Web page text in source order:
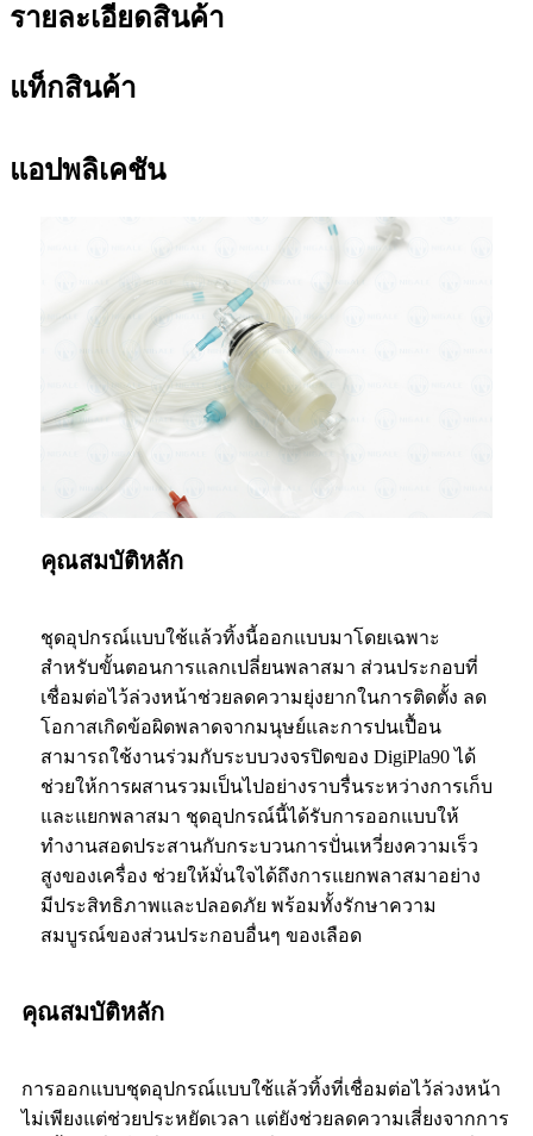
รายละเอียดสินค้า
แท็กสินค้า
แอปพลิเคชัน
คุณสมบัติหลัก
ชุดอุปกรณ์แบบใช้แล้วทิ้งนี้ออกแบบมาโดยเฉพาะ
สำหรับขั้นตอนการแลกเปลี่ยนพลาสมา ส่วนประกอบที่
เชื่อมต่อไว้ล่วงหน้าช่วยลดความยุ่งยากในการติดตั้ง ลด
โอกาสเกิดข้อผิดพลาดจากมนุษย์และการปนเปื้อน
สามารถใช้งานร่วมกับระบบวงจรปิดของ DigiPla90 ได้
ช่วยให้การผสานรวมเป็นไปอย่างราบรื่นระหว่างการเก็บ
และแยกพลาสมา ชุดอุปกรณ์นี้ได้รับการออกแบบให้
ทำงานสอดประสานกับกระบวนการปั่นเหวี่ยงความเร็ว
สูงของเครื่อง ช่วยให้มั่นใจได้ถึงการแยกพลาสมาอย่าง
มีประสิทธิภาพและปลอดภัย พร้อมทั้งรักษาความ
สมบูรณ์ของส่วนประกอบอื่นๆ ของเลือด
คุณสมบัติหลัก
การออกแบบชุดอุปกรณ์แบบใช้แล้วทิ้งที่เชื่อมต่อไว้ล่วงหน้า
ไม่เพียงแต่ช่วยประหยัดเวลา แต่ยังช่วยลดความเสี่ยงจากการ